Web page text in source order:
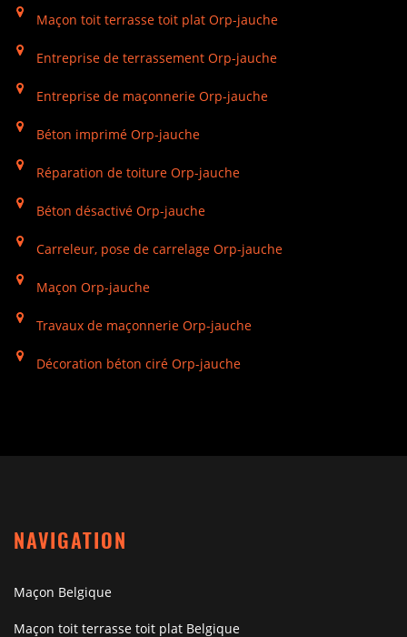
Maçon toit terrasse toit plat Orp-jauche
Entreprise de terrassement Orp-jauche
Entreprise de maçonnerie Orp-jauche
Béton imprimé Orp-jauche
Réparation de toiture Orp-jauche
Béton désactivé Orp-jauche
Carreleur, pose de carrelage Orp-jauche
Maçon Orp-jauche
Travaux de maçonnerie Orp-jauche
Décoration béton ciré Orp-jauche
NAVIGATION
Maçon Belgique
Maçon toit terrasse toit plat Belgique